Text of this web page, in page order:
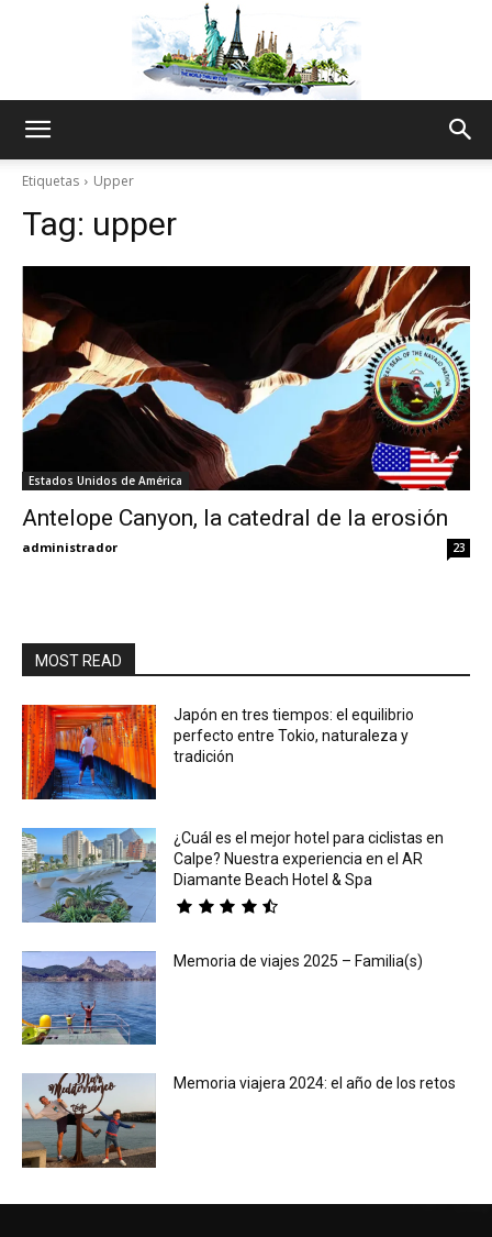
Etiquetas Upper
Tag: upper
Estados Unidos de América
Antelope Canyon, la catedral de la erosión
administrador 23
MOST READ
Japón en tres tiempos: el equilibrio
perfecto entre Tokio, naturaleza y
tradición
¿Cuál es el mejor hotel para ciclistas en
Calpe? Nuestra experiencia en el AR
Diamante Beach Hotel & Spa
Memoria de viajes 2025 – Familia(s)
Memoria viajera 2024: el año de los retos